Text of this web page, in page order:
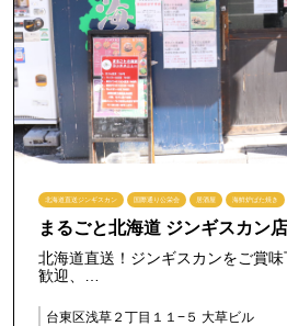
北海道直送ジンギスカン 国際通り公栄会 居酒屋 海鮮炉ばた焼き
まるごと北海道 ジンギスカン店
北海道直送！ジンギスカンをご賞
歓迎、…
台東区浅草２丁目１１−５ 大草ビル